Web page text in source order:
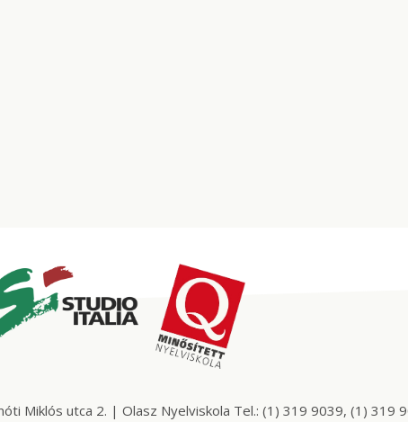
Miklós utca 2. | Olasz Nyelviskola Tel.: (1) 319 9039, (1) 319